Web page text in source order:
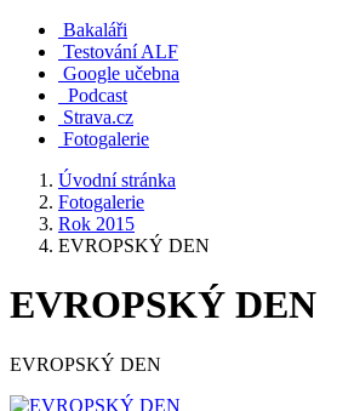
Bakaláři
Testování ALF
Google učebna
Podcast
Strava.cz
Fotogalerie
Úvodní stránka
Fotogalerie
Rok 2015
EVROPSKÝ DEN
EVROPSKÝ DEN
EVROPSKÝ DEN